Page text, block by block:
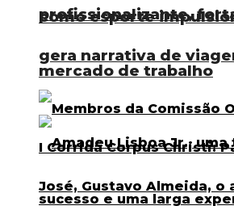
como esporte
gera narrativa de
profissionalizante,
mercado de trabalho